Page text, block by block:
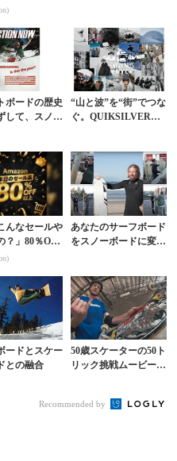
ボードの歴史
して、スノー
“山と波”を“街”でつな
ぐ。QUIKSILVERとS
発...
んなセールや
？」80％OFF
々登場！Am
あなたのサーフボード
をスノーボードに変え
のビーチで仕掛けた...
ードとスケー
との融合
50歳スケーターの50ト
リック挑戦ムービーは
Recommended by